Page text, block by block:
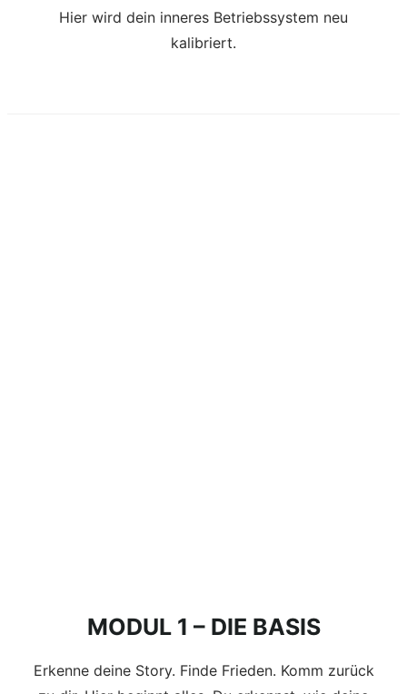
Hier wird dein inneres Betriebssystem neu
kalibriert.
MODUL 1 – DIE BASIS
Erkenne deine Story. Finde Frieden. Komm zurück